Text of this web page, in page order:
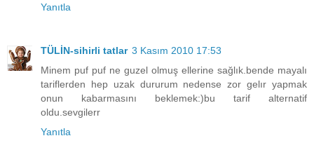
Yanıtla
TÜLİN-sihirli tatlar 3 Kasım 2010 17:53
Minem puf puf ne guzel olmuş ellerine sağlık.bende mayalı
tariflerden hep uzak dururum nedense zor gelır yapmak
onun kabarmasını beklemek:)bu tarif alternatif
oldu.sevgilerr
Yanıtla